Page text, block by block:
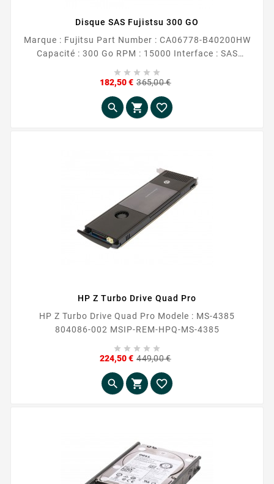
Disque SAS Fujistsu 300 GO
Marque : Fujitsu Part Number : CA06778-B40200HW
Capacité : 300 Go RPM : 15000 Interface : SAS
    
182,50 € 365,00 €
  
HP Z Turbo Drive Quad Pro
HP Z Turbo Drive Quad Pro Modele : MS-4385
804086-002 MSIP-REM-HPQ-MS-4385
    
224,50 € 449,00 €
  